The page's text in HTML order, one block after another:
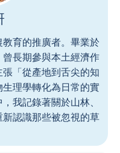
育的推廣者。畢業於
長期參與本土經濟作
「從產地到舌尖的知
理學轉化為日常的實
我記錄著關於山林、
認識那些被忽視的草